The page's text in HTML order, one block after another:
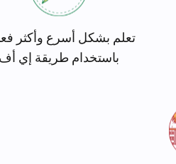
تعلم بشكل أسرع وأكثر
باستخدام طريقة إي أف